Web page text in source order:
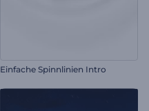
Einfache Spinnlinien Intro